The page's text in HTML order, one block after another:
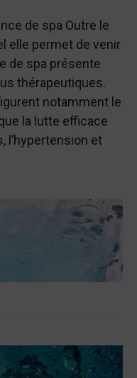
de spa Outre le
elle permet de venir
de spa présente
thérapeutiques.
notamment le
la lutte efficace
l’hypertension et